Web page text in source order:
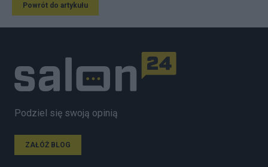
Powrót do artykułu
Podziel się swoją opinią
ZAŁÓŻ BLOG